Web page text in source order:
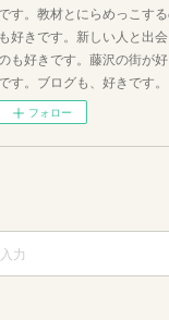
す。教材とにらめっこす
も好きです。新しい人と出会
も好きです。藤沢の街が好
す。ブログも、好きです。
フォロー